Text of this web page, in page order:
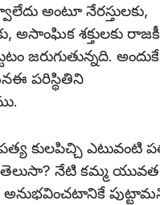
అంటూ నేరస్తులకు,
అసాంఘిక శక్తులకు
జరుగుతున్నది.
పరిస్థితిని
కులపిచ్చి ఎటువంటి
తెలుసా? నేటి కమ్మ